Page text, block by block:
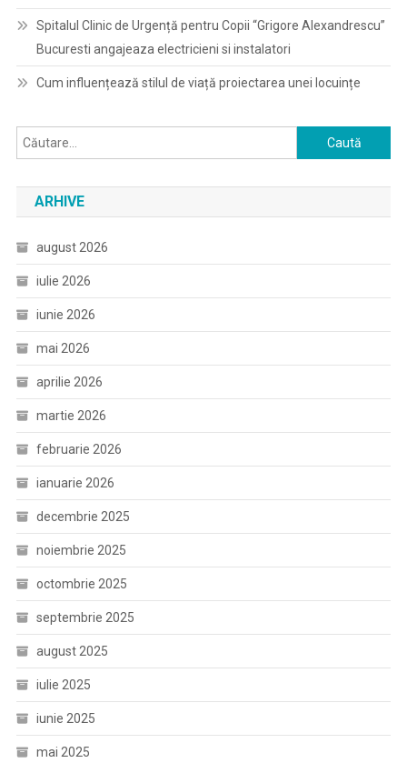
Spitalul Clinic de Urgență pentru Copii “Grigore Alexandrescu”
Bucuresti angajeaza electricieni si instalatori
Cum influențează stilul de viață proiectarea unei locuințe
Caută
după:
ARHIVE
august 2026
iulie 2026
iunie 2026
mai 2026
aprilie 2026
martie 2026
februarie 2026
ianuarie 2026
decembrie 2025
noiembrie 2025
octombrie 2025
septembrie 2025
august 2025
iulie 2025
iunie 2025
mai 2025